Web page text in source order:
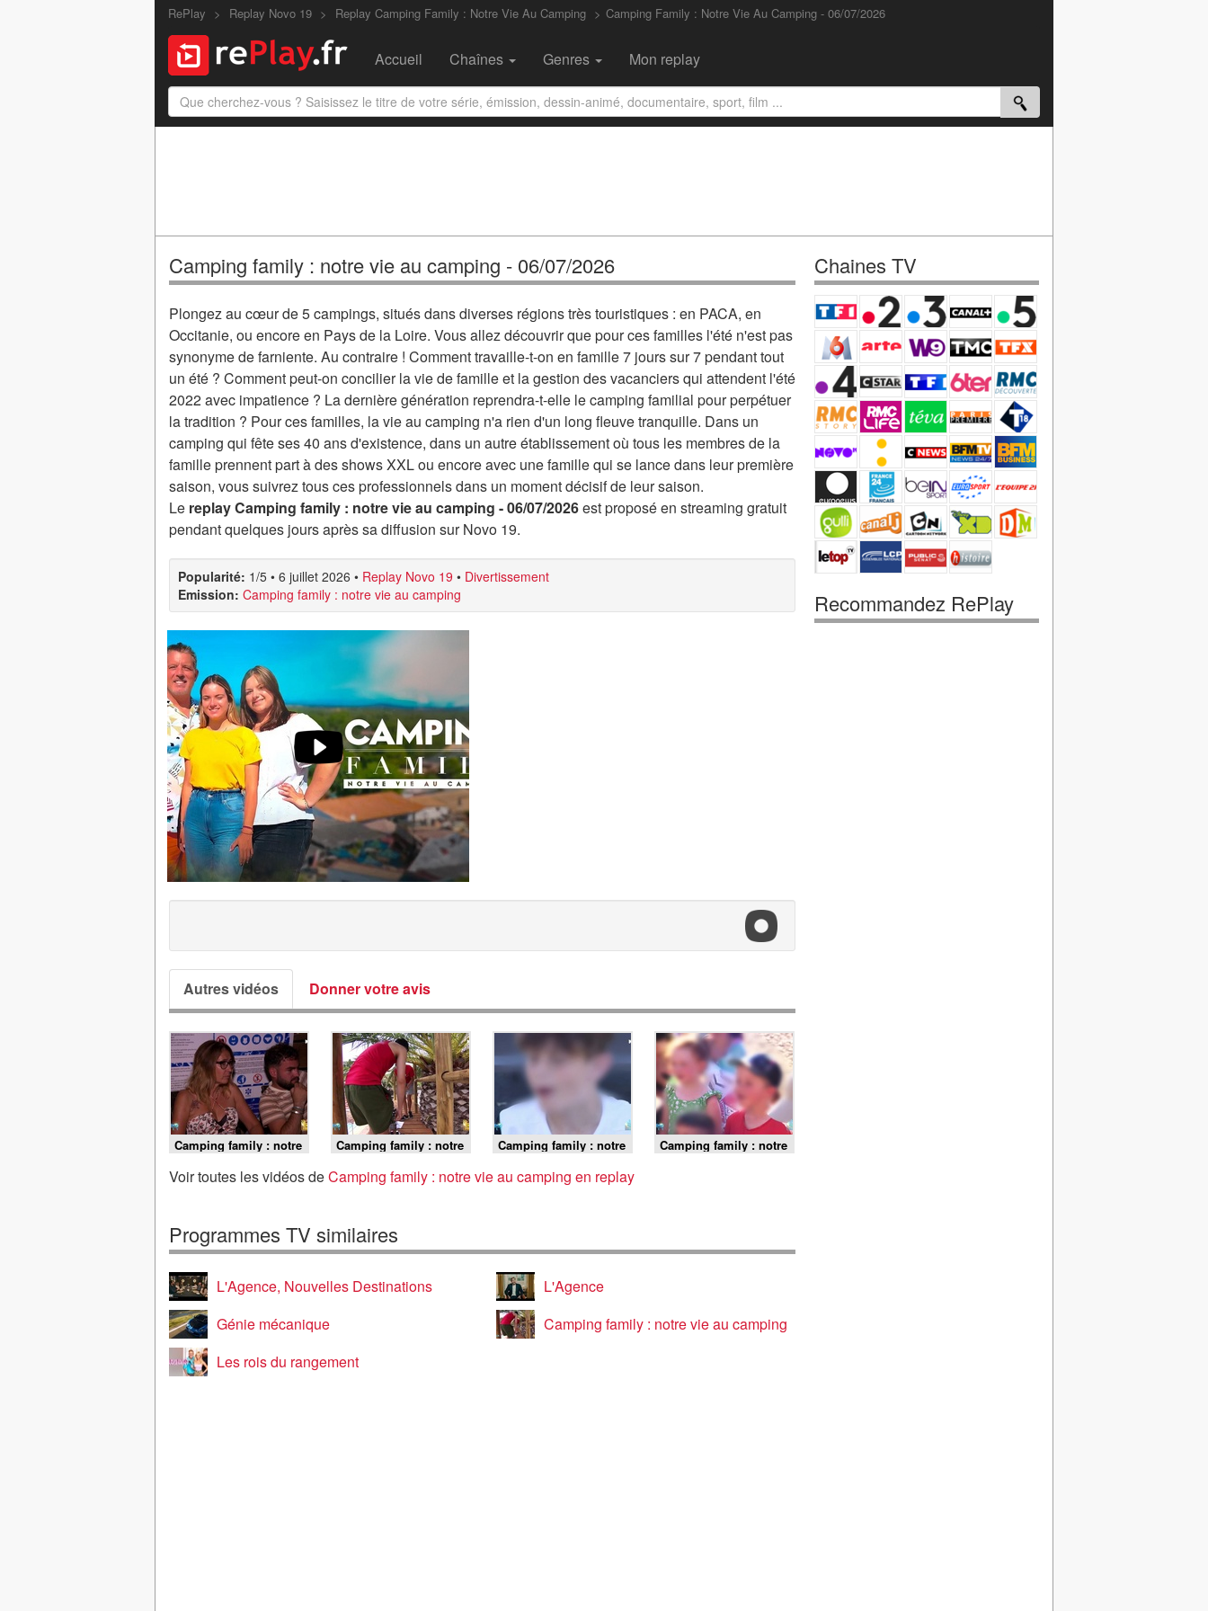
RePlay Replay Novo 19 Replay Camping Family : Notre Vie Au Camping Camping Family : Notre Vie Au Camping - 06/07/2026
Accueil Chaînes Genres Mon replay
Camping family : notre vie au camping - 06/07/2026
Plongez au cœur de 5 campings, situés dans diverses régions très touristiques : en PACA, en
Occitanie, ou encore en Pays de la Loire. Vous allez découvrir que pour ces familles l'été n'est pas
synonyme de farniente. Au contraire ! Comment travaille-t-on en famille 7 jours sur 7 pendant tout
un été ? Comment peut-on concilier la vie de famille et la gestion des vacanciers qui attendent l'été
2022 avec impatience ? La dernière génération reprendra-t-elle le camping familial pour perpétuer
la tradition ? Pour ces familles, la vie au camping n'a rien d'un long fleuve tranquille. Dans un
camping qui fête ses 40 ans d'existence, dans un autre établissement où tous les membres de la
famille prennent part à des shows XXL ou encore avec une famille qui se lance dans leur première
saison, vous suivrez tous ces professionnels dans un moment décisif de leur saison.
Le replay Camping family : notre vie au camping - 06/07/2026est proposé en streaming gratuit
pendant quelques jours après sa diffusion sur Novo 19.
Popularité: 1/5 • 6 juillet 2026 • Replay Novo 19 • Divertissement
Emission: Camping family : notre vie au camping
Autres vidéos Donner votre avis
Camping family : notre
vie au camping -
Episode 21
Camping family : notre
vie au camping -
Episode 20
Camping family : notre
vie au camping -
Episode 19
Camping family : notre
vie au camping -
Voir toutes les vidéos deCamping family : notre vie au camping en replay
Programmes TV similaires
L'Agence, Nouvelles Destinations
L'Agence
Génie mécanique
Camping family : notre vie au camping
Les rois du rangement
Chaines TV
Recommandez RePlay